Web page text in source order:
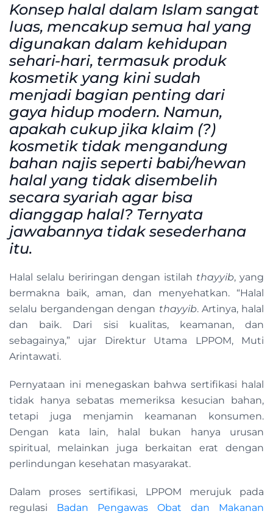
Konsep halal dalam Islam sangat
luas, mencakup semua hal yang
digunakan dalam kehidupan
sehari-hari, termasuk produk
kosmetik yang kini sudah
menjadi bagian penting dari
gaya hidup modern. Namun,
apakah cukup jika klaim (?)
kosmetik tidak mengandung
bahan najis seperti babi/hewan
halal yang tidak disembelih
secara syariah agar bisa
dianggap halal? Ternyata
jawabannya tidak sesederhana
itu.
Halal selalu beriringan dengan istilah thayyib, yang
bermakna baik, aman, dan menyehatkan. “Halal
selalu bergandengan dengan thayyib. Artinya, halal
dan baik. Dari sisi kualitas, keamanan, dan
sebagainya,” ujar Direktur Utama LPPOM, Muti
Arintawati.
Pernyataan ini menegaskan bahwa sertifikasi halal
tidak hanya sebatas memeriksa kesucian bahan,
tetapi juga menjamin keamanan konsumen.
Dengan kata lain, halal bukan hanya urusan
spiritual, melainkan juga berkaitan erat dengan
perlindungan kesehatan masyarakat.
Dalam proses sertifikasi, LPPOM merujuk pada
regulasi Badan Pengawas Obat dan Makanan